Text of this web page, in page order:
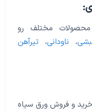
مختلف رو
، ناودانی، تیرآهن
و فروش ورق سیاه